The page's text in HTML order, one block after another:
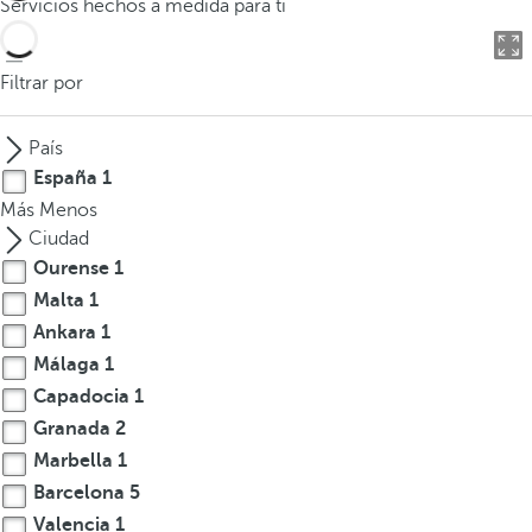
o
d
u
i
r
t
r
e
o
m
á
s
c
a
r
a
Servicios hechos a medida para ti
Filtrar por
País
España 1
Más Menos
Ciudad
Ourense 1
Malta 1
Ankara 1
Málaga 1
Capadocia 1
Granada 2
Marbella 1
Barcelona 5
Valencia 1